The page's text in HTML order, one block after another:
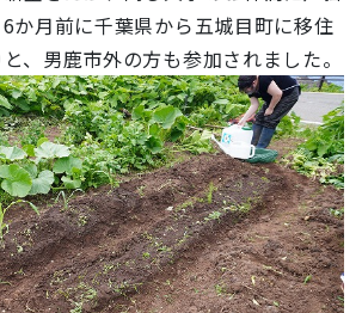
か月前に千葉県から五城目町に移住
、男鹿市外の方も参加されました。